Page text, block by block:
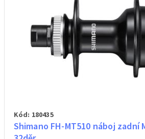
Kód: 180435
Shimano FH-MT510 náboj zadní